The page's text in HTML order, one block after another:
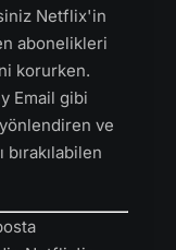
Netflix'in
abonelikleri
korurken.
Email gibi
ve